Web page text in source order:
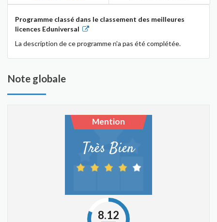
Programme classé dans le classement des meilleures
licences Eduniversal
La description de ce programme n'a pas été complétée.
Note globale
Mention
Très Bien
8.12